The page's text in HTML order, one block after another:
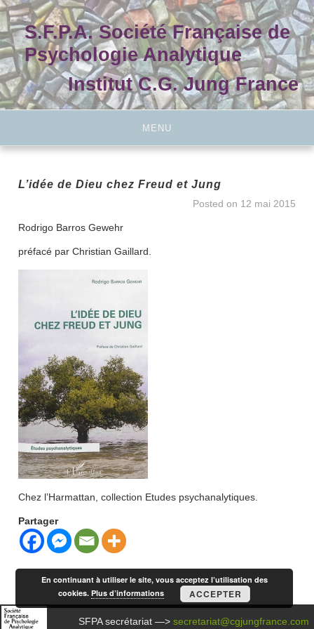
Skip
to
contentS.F.P.A. Société Française de
Psychologie Analytique
Institut C.G. Jung France
MENU
L’idée de Dieu chez Freud et Jung
Posted on 12 mai 2015
Rodrigo Barros Gewehr
préfacé par Christian Gaillard.
Chez l’Harmattan, collection Etudes psychanalytiques.
Partager
SFPA secrétariat —>secretariat@cgjungfrance.com
En continuant à utiliser le site, vous acceptez l’utilisation des
cookies.Plus d’informations ACCEPTER